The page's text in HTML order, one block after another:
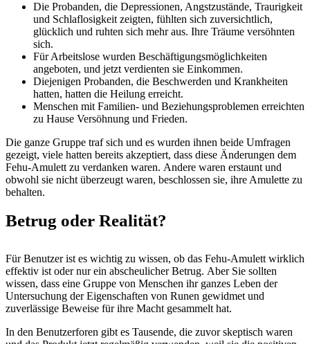
Die Probanden, die Depressionen, Angstzustände, Traurigkeit
und Schlaflosigkeit zeigten, fühlten sich zuversichtlich,
glücklich und ruhten sich mehr aus. Ihre Träume versöhnten
sich.
Für Arbeitslose wurden Beschäftigungsmöglichkeiten
angeboten, und jetzt verdienten sie Einkommen.
Diejenigen Probanden, die Beschwerden und Krankheiten
hatten, hatten die Heilung erreicht.
Menschen mit Familien- und Beziehungsproblemen erreichten
zu Hause Versöhnung und Frieden.
Die ganze Gruppe traf sich und es wurden ihnen beide Umfragen
gezeigt, viele hatten bereits akzeptiert, dass diese Änderungen dem
Fehu-Amulett zu verdanken waren. Andere waren erstaunt und
obwohl sie nicht überzeugt waren, beschlossen sie, ihre Amulette zu
behalten.
Betrug oder Realität?
Für Benutzer ist es wichtig zu wissen, ob das Fehu-Amulett wirklich
effektiv ist oder nur ein abscheulicher Betrug. Aber Sie sollten
wissen, dass eine Gruppe von Menschen ihr ganzes Leben der
Untersuchung der Eigenschaften von Runen gewidmet und
zuverlässige Beweise für ihre Macht gesammelt hat.
In den Benutzerforen gibt es Tausende, die zuvor skeptisch waren